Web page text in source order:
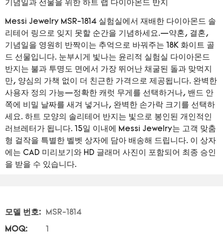
기념일과 선물을 위한 하트 랩 다이아몬드 반지
Messi Jewelry MSR-1814 실험실에서 재배한 다이아몬드 솔
리테어 링으로 잊지 못할 순간을 기념하세요.—약혼, 결혼,
기념일을 영원히 반짝이는 추억으로 바꿔주는 18K 화이트 골
드 선물입니다. 눈부시게 빛나는 윤리적 실험실 다이아몬드
반지는 불과 투명도 면에서 가장 뛰어난 채굴된 돌과 맞먹지
만, 양심의 가책 없이 더 친근한 가격으로 제공됩니다. 완벽한
사용자 정의 가능—정확한 캐럿 무게를 선택하거나, 밴드 안
쪽에 비밀 날짜를 새겨 넣거나, 완벽한 손가락 크기를 선택하
세요. 하트 모양의 솔리테어 반지는 빛으로 봉인된 개인적인
러브레터가 됩니다. 15일 이내에 Messi Jewelry는 고객 맞춤
형 걸작을 특별한 벨벳 상자에 담아 배송해 드립니다. 이 상자
에는 CAD 미리보기와 HD 글래머 사진이 포함되어 최종 승인
을 받을 수 있습니다.
모델 번호: MSR-1814
MOQ: